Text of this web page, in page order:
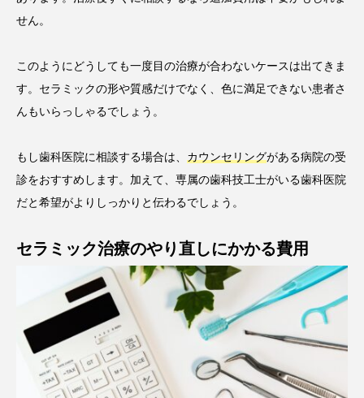
せん。
このようにどうしても一度目の治療が合わないケースは出てきま
す。セラミックの形や質感だけでなく、色に満足できない患者さ
んもいらっしゃるでしょう。
もし歯科医院に相談する場合は、 カウンセリングがある病院の受
診をおすすめします。加えて、専属の歯科技工士がいる歯科医院
だと希望がよりしっかりと伝わるでしょう。
セラミック治療のやり直しにかかる費用